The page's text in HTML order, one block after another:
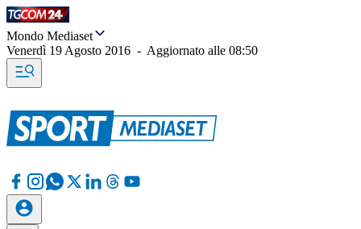
Mondo Mediaset
Venerdì 19 Agosto 2016 - Aggiornato alle 08:50